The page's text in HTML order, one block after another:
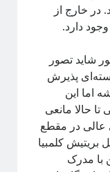
در خارج از
دارد.
شاید تصور
پذیرش
اما این
حالا مانعی
عالی در مقطع
بریتیش کلمبیا
با مدرک